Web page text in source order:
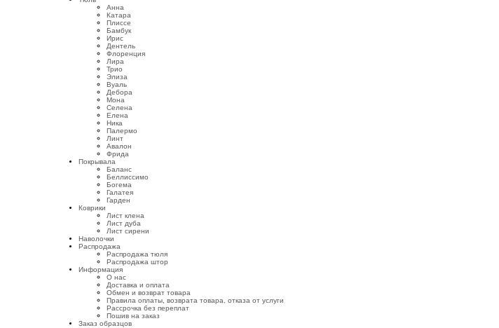
Анна
Катара
Плиссе
Бамбук
Ирис
Дентель
Флоренция
Лира
Трио
Элиза
Вуаль
Дебора
Мона
Селена
Елена
Ника
Палермо
Линт
Авалон
Фрида
Покрывала
Баланс
Беллиссимо
Богема
Галатея
Гарден
Коврики
Лист клена
Лист дуба
Лист сирени
Наволочки
Распродажа
Распродажа тюля
Распродажа штор
Информация
О нас
Доставка и оплата
Обмен и возврат товара
Правила оплаты, возврата товара, отказа от услуги
Рассрочка без переплат
Пошив на заказ
Заказ образцов